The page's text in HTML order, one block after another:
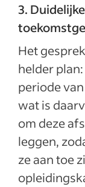
3.
Het
helder
periode
wat is
om deze
leggen,
ze aan toe